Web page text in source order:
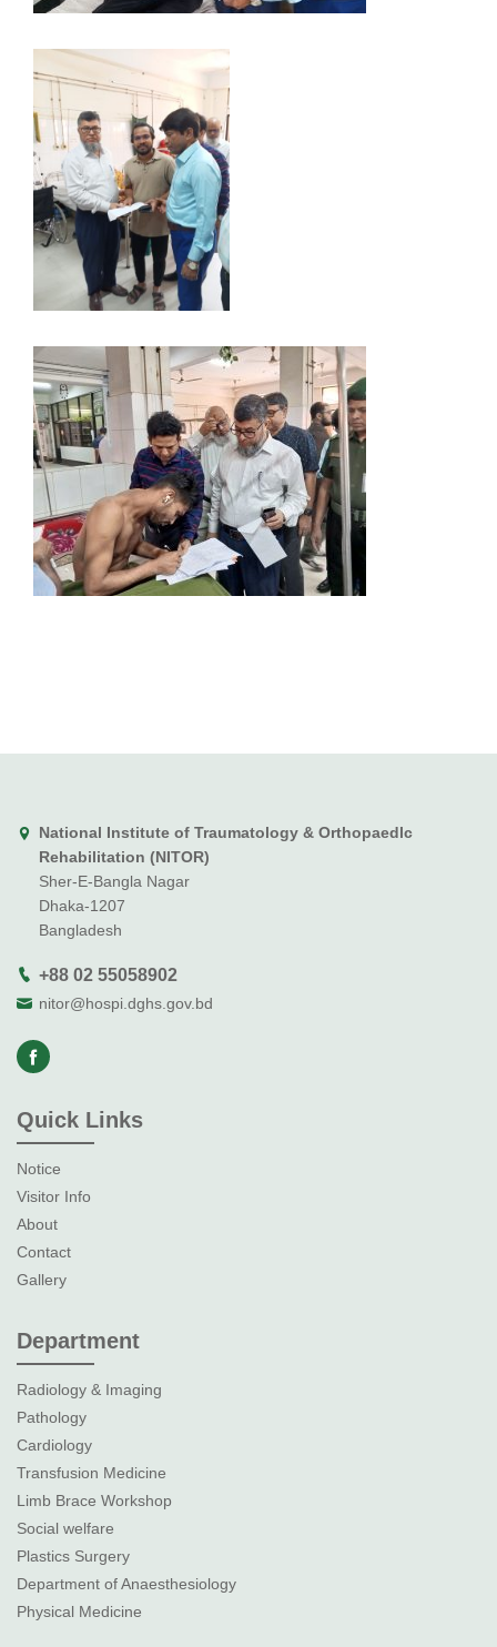
National Institute of Traumatology & Orthopaedlc
Rehabilitation (NITOR)
Sher-E-Bangla Nagar
Dhaka-1207
Bangladesh
+88 02 55058902
nitor@hospi.dghs.gov.bd
Quick Links
Notice
Visitor Info
About
Contact
Gallery
Department
Radiology & Imaging
Pathology
Cardiology
Transfusion Medicine
Limb Brace Workshop
Social welfare
Plastics Surgery
Department of Anaesthesiology
Physical Medicine